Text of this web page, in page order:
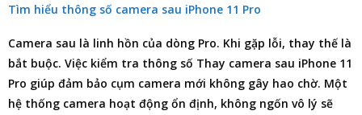
Tìm hiểu thông số camera sau iPhone 11 Pro
Camera sau là linh hồn của dòng Pro. Khi gặp lỗi, thay thế là
bắt buộc. Việc kiểm tra thông số Thay camera sau iPhone 11
Pro giúp đảm bảo cụm camera mới không gây hao chờ. Một
hệ thống camera hoạt động ổn định, không ngốn vô lý sẽ